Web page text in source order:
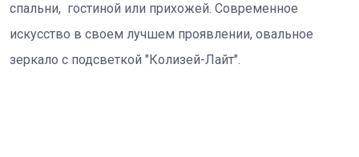
спальни, гостиной или прихожей. Современное
искусство в своем лучшем проявлении, овальное
зеркало с подсветкой "Колизей-Лайт".